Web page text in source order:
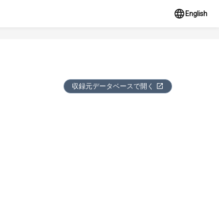
English
収録元データベースで開く